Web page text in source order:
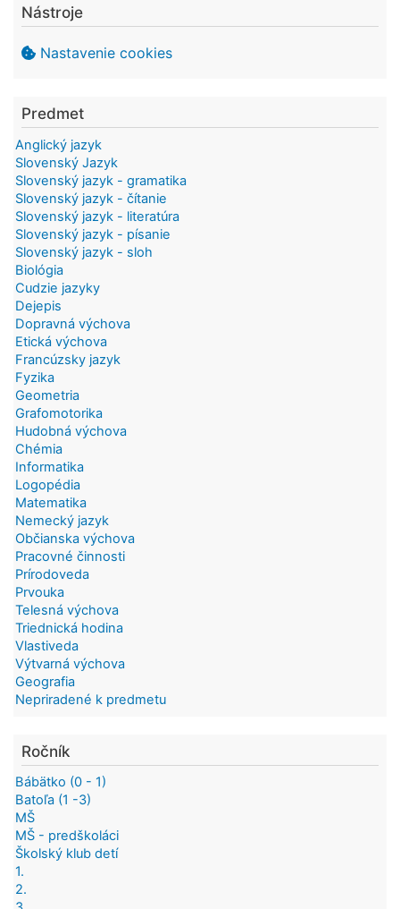
Nástroje
Nastavenie cookies
Predmet
Anglický jazyk
Slovenský Jazyk
Slovenský jazyk - gramatika
Slovenský jazyk - čítanie
Slovenský jazyk - literatúra
Slovenský jazyk - písanie
Slovenský jazyk - sloh
Biológia
Cudzie jazyky
Dejepis
Dopravná výchova
Etická výchova
Francúzsky jazyk
Fyzika
Geometria
Grafomotorika
Hudobná výchova
Chémia
Informatika
Logopédia
Matematika
Nemecký jazyk
Občianska výchova
Pracovné činnosti
Prírodoveda
Prvouka
Telesná výchova
Triednická hodina
Vlastiveda
Výtvarná výchova
Geografia
Nepriradené k predmetu
Ročník
Bábätko (0 - 1)
Batoľa (1 -3)
MŠ
MŠ - predškoláci
Školský klub detí
1.
2.